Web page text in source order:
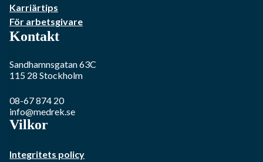
Karriärtips
För arbetsgivare
Kontakt
Sandhamnsgatan 63C
115 28 Stockholm
08-67 874 20
info@medrek.se
Vilkor
Integritets policy